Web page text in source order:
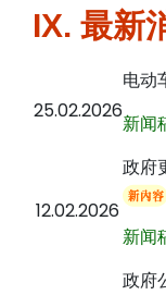
IX. 最新
25.02.2026
电动
新闻
12.02.2026
政府
新闻
政府